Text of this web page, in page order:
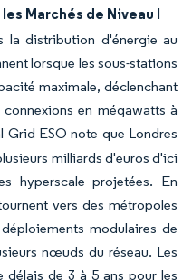
Marchés de Niveau I
la distribution d'énergie au
lorsque les sous-stations
maximale, déclenchant
en mégawatts à
Grid ESO note que Londres
milliards d'euros d'ici
hyperscale projetées. En
vers des métropoles
modulaires de
nœuds du réseau. Les
délais de 3 à 5 ans pour les